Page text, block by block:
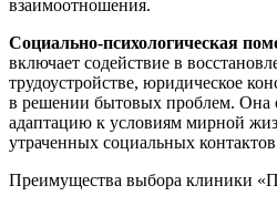
взаимоотношения.
Социально-психологическая
включает содействие в
трудоустройстве, юридическое
в решении бытовых проблем. Она
адаптацию к условиям мирной
утраченных социальных
Преимущества выбора клиники